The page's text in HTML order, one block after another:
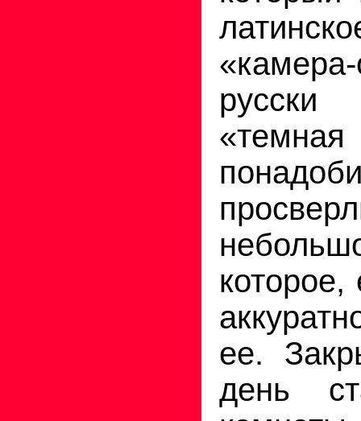
которое,
ее.
день